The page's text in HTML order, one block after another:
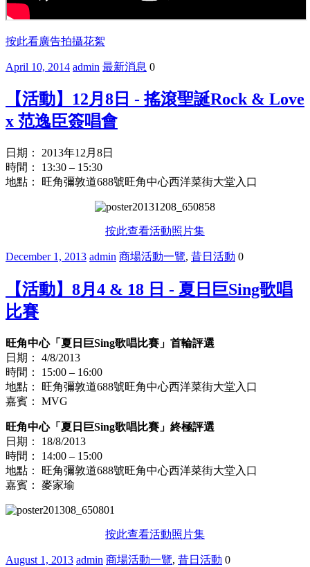
按此看廣告拍攝花絮
April 10, 2014 admin 最新消息 0
【活動】12月8日 - 搖滾聖誕Rock & Love
x 范逸臣簽唱會
日期： 2013年12月8日
時間： 13:30 – 15:30
地點： 旺角彌敦道688號旺角中心西洋菜街大堂入口
按此查看活動照片集
December 1, 2013 admin 商場活動一覽, 昔日活動 0
【活動】8月4 & 18 日 - 夏日巨Sing歌唱
比賽
旺角中心「夏日巨Sing歌唱比賽」首輪評選
日期： 4/8/2013
時間： 15:00 – 16:00
地點： 旺角彌敦道688號旺角中心西洋菜街大堂入口
嘉賓： MVG
旺角中心「夏日巨Sing歌唱比賽」終極評選
日期： 18/8/2013
時間： 14:00 – 15:00
地點： 旺角彌敦道688號旺角中心西洋菜街大堂入口
嘉賓： 麥家瑜
按此查看活動照片集
August 1, 2013 admin 商場活動一覽, 昔日活動 0